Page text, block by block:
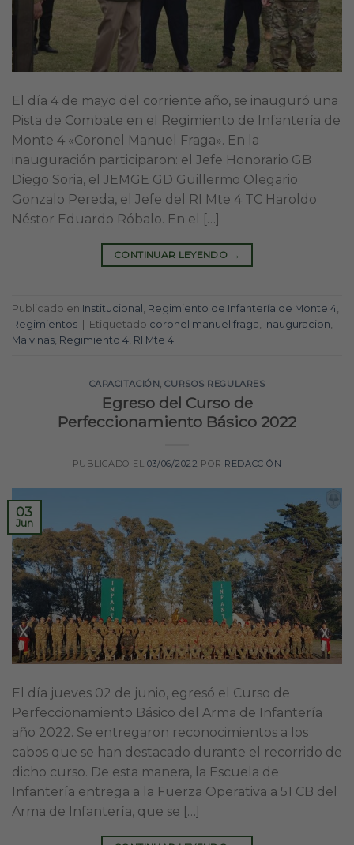
El día 4 de mayo del corriente año, se inauguró una
Pista de Combate en el Regimiento de Infantería de
Monte 4 «Coronel Manuel Fraga». En la
inauguración participaron: el Jefe Honorario GB
Diego Soria, el JEMGE GD Guillermo Olegario
Gonzalo Pereda, el Jefe del RI Mte 4 TC Haroldo
Néstor Eduardo Róbalo. En el […]
CONTINUAR LEYENDO →
Publicado en Institucional , Regimiento de Infantería de Monte 4,
Regimientos
Etiquetado coronel manuel fraga, Inauguracion,
Malvinas, Regimiento 4, RI Mte 4
CAPACITACIÓN,CURSOS REGULARES
Egreso del Curso de
Perfeccionamiento Básico 2022
PUBLICADO EL 03/06/2022 POR REDACCIÓN
03
Jun
El día jueves 02 de junio, egresó el Curso de
Perfeccionamiento Básico del Arma de Infantería
año 2022. Se entregaron reconocimientos a los
cabos que se han destacado durante el recorrido de
dicho curso. De esta manera, la Escuela de
Infantería entrega a la Fuerza Operativa a 51 CB del
Arma de Infantería, que se […]